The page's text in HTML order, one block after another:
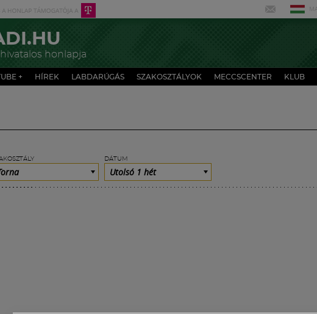
hivatalos honlapja
+ HÍREK LABDARÚGÁS SZAKOSZTÁLYOK MECCSCENTER KLUB
DÁTUM
Utolsó 1 hét